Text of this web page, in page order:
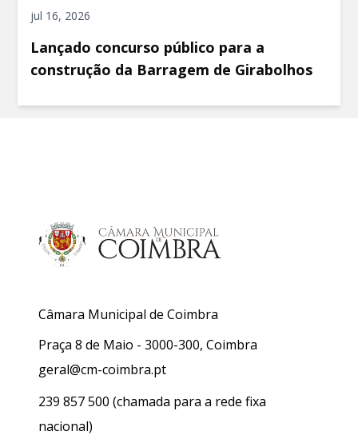
jul 16, 2026
Lançado concurso público para a
construção da Barragem de Girabolhos
Câmara Municipal de Coimbra
Praça 8 de Maio - 3000-300, Coimbra
geral@cm-coimbra.pt
239 857 500 (chamada para a rede fixa
nacional)